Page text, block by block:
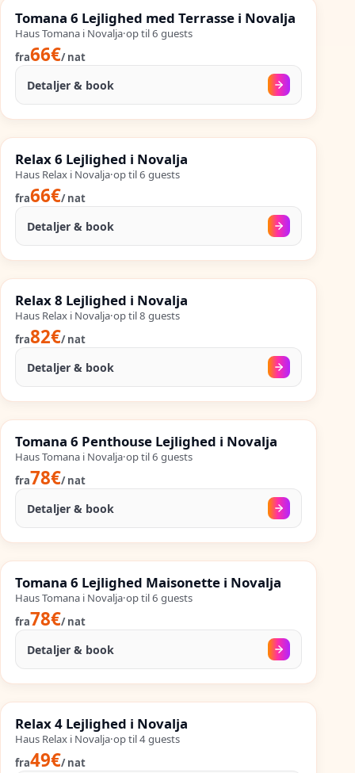
SALES
OP TIL−66%
Tomana 6 Lejlighed med Terrasse i Novalja
Haus Tomana i Novalja·op til6 guests
fra66€/nat
Detaljer & book
SALES
OP TIL−64%
30. aug.–25. sep.
Relax 6 Lejlighed i Novalja
Haus Relax i Novalja·op til6 guests
fra66€/nat
Detaljer & book
SALES
OP TIL−63%
24. aug.–25. sep.
Relax 8 Lejlighed i Novalja
Haus Relax i Novalja·op til8 guests
fra82€/nat
Detaljer & book
SALES
OP TIL−59%
21. aug.–25. sep.
Tomana 6 Penthouse Lejlighed i Novalja
Haus Tomana i Novalja·op til6 guests
fra78€/nat
Detaljer & book
SALES
OP TIL−59%
27. aug.–25. sep.
Tomana 6 Lejlighed Maisonette i Novalja
Haus Tomana i Novalja·op til6 guests
fra78€/nat
Detaljer & book
SALES
OP TIL−54%
17. sep.–25. sep.
Relax 4 Lejlighed i Novalja
Haus Relax i Novalja·op til4guests
fra49€/nat